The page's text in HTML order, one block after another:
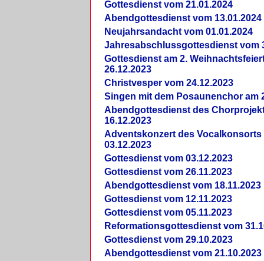
Gottesdienst vom 21.01.2024
Abendgottesdienst vom 13.01.2024
Neujahrsandacht vom 01.01.2024
Jahresabschlussgottesdienst vom
Gottesdienst am 2.
26.12.2023
Christvesper vom 24.12.2023
Singen mit dem Posaunenchor am
Abendgottesdienst des
16.12.2023
Adventskonzert des Vocalkonsorts
03.12.2023
Gottesdienst vom 03.12.2023
Gottesdienst vom 26.11.2023
Abendgottesdienst vom 18.11.2023
Gottesdienst vom 12.11.2023
Gottesdienst vom 05.11.2023
Reformationsgottesdienst vom
Gottesdienst vom 29.10.2023
Abendgottesdienst vom 21.10.2023